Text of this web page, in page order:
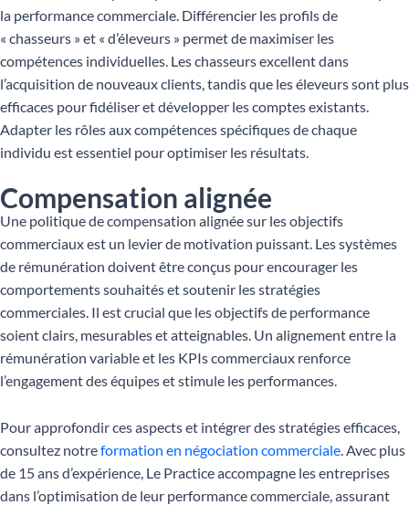
la performance commerciale. Différencier les profils de
« chasseurs » et « d’éleveurs » permet de maximiser les
compétences individuelles. Les chasseurs excellent dans
l’acquisition de nouveaux clients, tandis que les éleveurs sont plus
efficaces pour fidéliser et développer les comptes existants.
Adapter les rôles aux compétences spécifiques de chaque
individu est essentiel pour optimiser les résultats.
Compensation alignée
Une politique de compensation alignée sur les objectifs
commerciaux est un levier de motivation puissant. Les systèmes
de rémunération doivent être conçus pour encourager les
comportements souhaités et soutenir les stratégies
commerciales. Il est crucial que les objectifs de performance
soient clairs, mesurables et atteignables. Un alignement entre la
rémunération variable et les KPIs commerciaux renforce
l’engagement des équipes et stimule les performances.
Pour approfondir ces aspects et intégrer des stratégies efficaces,
consultez notreformation en négociation commerciale. Avec plus
de 15 ans d’expérience, Le Practice accompagne les entreprises
dans l’optimisation de leur performance commerciale, assurant